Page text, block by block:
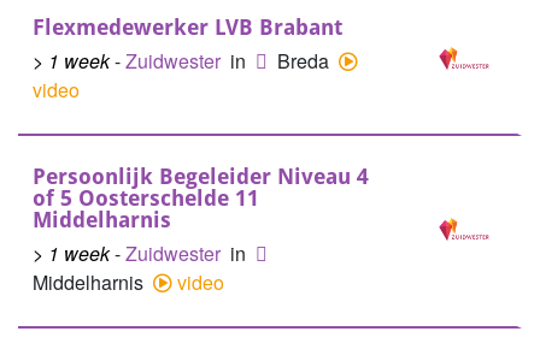
Flexmedewerker LVB Brabant
> 1 week-Zuidwester in
Breda
video
Persoonlijk Begeleider Niveau 4
of 5 Oosterschelde 11
Middelharnis
> 1 week-Zuidwester in
Middelharnis
video